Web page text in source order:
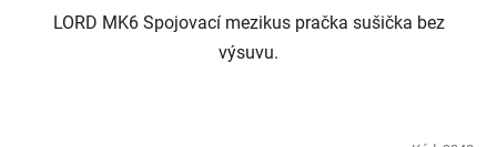
hvězdiček.
LORD MK6 Spojovací mezikus pračka sušička bez
výsuvu.